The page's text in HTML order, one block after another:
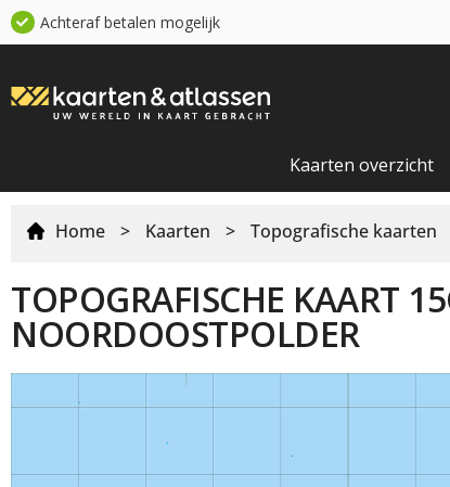
Achteraf betalen mogelijk
Kaarten overzicht
Home > Kaarten > Topografische kaarten
TOPOGRAFISCHE KAART
NOORDOOSTPOLDER